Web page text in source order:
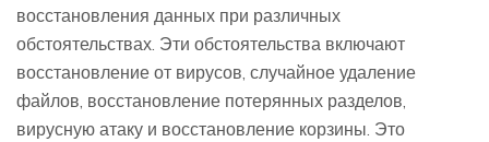
восстановления данных при различных
обстоятельствах. Эти обстоятельства включают
восстановление от вирусов, случайное удаление
файлов, восстановление потерянных разделов,
вирусную атаку и восстановление корзины. Это